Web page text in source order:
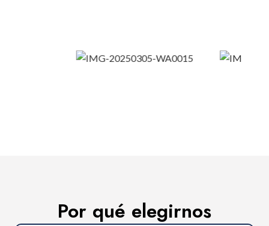
Por qué elegirnos